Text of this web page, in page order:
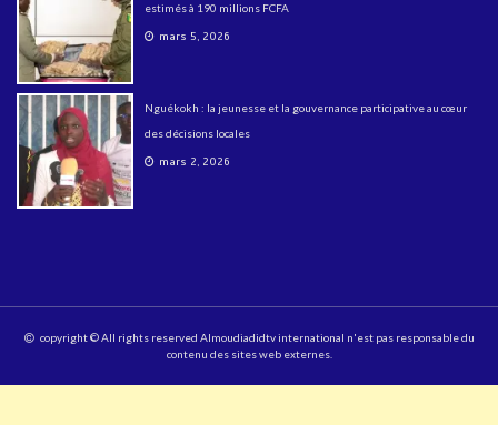
estimés à 190 millions FCFA
mars 5, 2026
Nguékokh : la jeunesse et la gouvernance participative au cœur
des décisions locales
mars 2, 2026
copyright © All rights reserved Almoudiadidtv international n'est pas responsable du
contenu des sites web externes.